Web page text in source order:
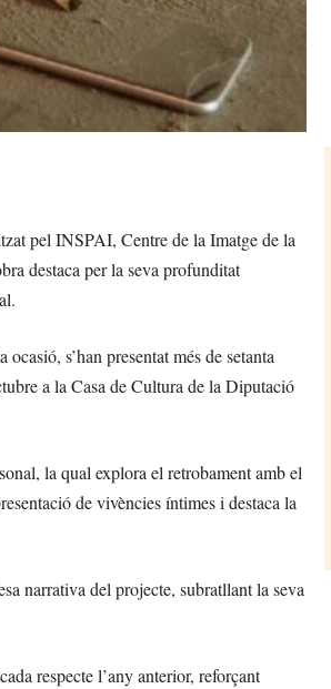
pel INSPAI, Centre de la Imatge de la
destaca per la seva profunditat
s’han presentat més de setanta
a la Casa de Cultura de la Diputació
la qual explora el retrobament amb el
de vivències íntimes i destaca la
narrativa del projecte, subratllant la seva
respecte l’any anterior, reforçant